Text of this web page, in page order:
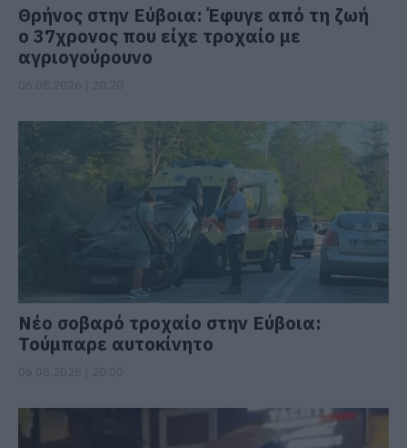
Θρήνος στην Εύβοια: Έφυγε από τη ζωή
ο 37χρονος που είχε τροχαίο με
αγριογούρουνο
Νέο σοβαρό τροχαίο στην Εύβοια:
Τούμπαρε αυτοκίνητο